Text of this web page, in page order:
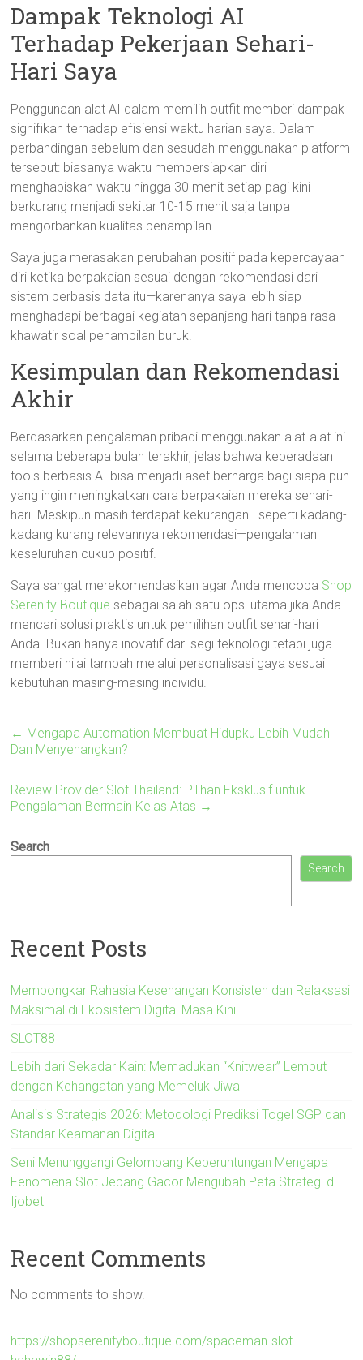
Dampak Teknologi AI
Terhadap Pekerjaan Sehari-
Hari Saya
Penggunaan alat AI dalam memilih outfit memberi dampak
signifikan terhadap efisiensi waktu harian saya. Dalam
perbandingan sebelum dan sesudah menggunakan platform
tersebut: biasanya waktu mempersiapkan diri
menghabiskan waktu hingga 30 menit setiap pagi kini
berkurang menjadi sekitar 10-15 menit saja tanpa
mengorbankan kualitas penampilan.
Saya juga merasakan perubahan positif pada kepercayaan
diri ketika berpakaian sesuai dengan rekomendasi dari
sistem berbasis data itu—karenanya saya lebih siap
menghadapi berbagai kegiatan sepanjang hari tanpa rasa
khawatir soal penampilan buruk.
Kesimpulan dan Rekomendasi
Akhir
Berdasarkan pengalaman pribadi menggunakan alat-alat ini
selama beberapa bulan terakhir, jelas bahwa keberadaan
tools berbasis AI bisa menjadi aset berharga bagi siapa pun
yang ingin meningkatkan cara berpakaian mereka sehari-
hari. Meskipun masih terdapat kekurangan—seperti kadang-
kadang kurang relevannya rekomendasi—pengalaman
keseluruhan cukup positif.
Saya sangat merekomendasikan agar Anda mencoba Shop
Serenity Boutique sebagai salah satu opsi utama jika Anda
mencari solusi praktis untuk pemilihan outfit sehari-hari
Anda. Bukan hanya inovatif dari segi teknologi tetapi juga
memberi nilai tambah melalui personalisasi gaya sesuai
kebutuhan masing-masing individu.
← Mengapa Automation Membuat Hidupku Lebih Mudah
Dan Menyenangkan?
Review Provider Slot Thailand: Pilihan Eksklusif untuk
Pengalaman Bermain Kelas Atas →
Search
Search
Recent Posts
Membongkar Rahasia Kesenangan Konsisten dan Relaksasi
Maksimal di Ekosistem Digital Masa Kini
SLOT88
Lebih dari Sekadar Kain: Memadukan “Knitwear” Lembut
dengan Kehangatan yang Memeluk Jiwa
Analisis Strategis 2026: Metodologi Prediksi Togel SGP dan
Standar Keamanan Digital
Seni Menunggangi Gelombang Keberuntungan Mengapa
Fenomena Slot Jepang Gacor Mengubah Peta Strategi di
Ijobet
Recent Comments
No comments to show.
https://shopserenityboutique.com/spaceman-slot-